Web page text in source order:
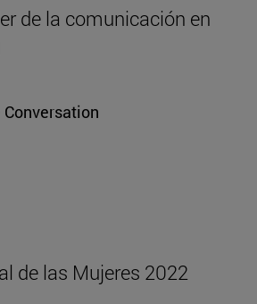
de la comunicación en
Conversation
de las Mujeres 2022